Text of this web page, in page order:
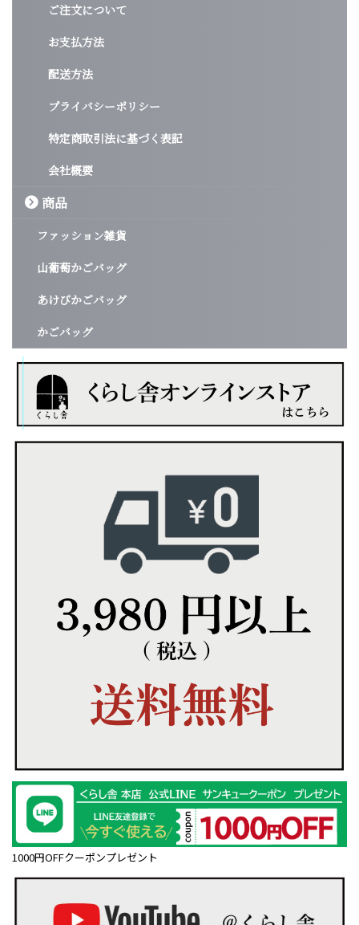
ご注文について
お支払方法
配送方法
プライバシーポリシー
特定商取引法に基づく表記
会社概要
商品
ファッション雑貨
山葡萄かごバッグ
あけびかごバッグ
かごバッグ
1000円OFFクーポンプレゼント